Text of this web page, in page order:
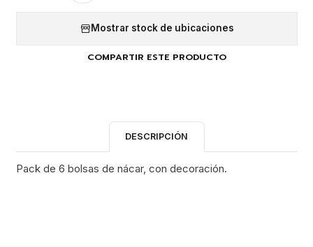
Mostrar stock de ubicaciones
COMPARTIR ESTE PRODUCTO
DESCRIPCIÓN
Pack de 6 bolsas de nácar, con decoración.